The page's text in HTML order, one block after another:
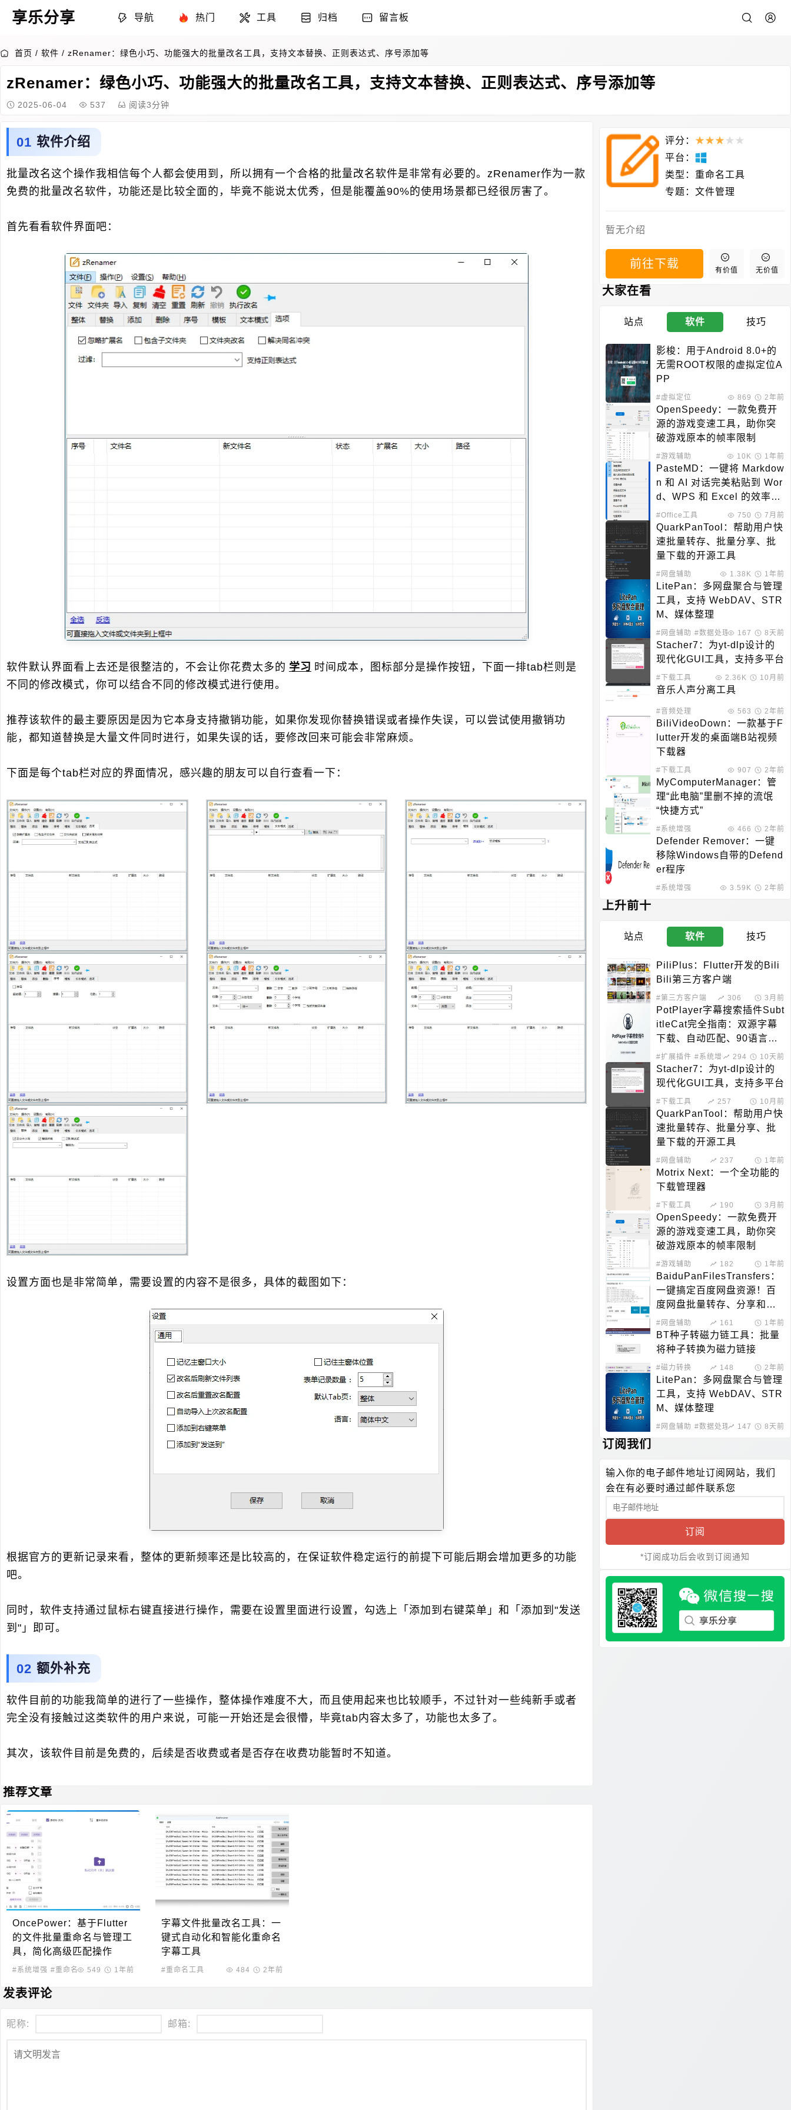
享乐分享 导航 热门 工具 归档 留言板
首页 / 软件 / zRenamer：绿色小巧、功能强大的批量改名工具，支持文本替换、正则表达式、序号添加等
zRenamer：绿色小巧、功能强大的批量改名工具，支持文本替换、正则表达式、序号添加等
2025-06-04 537 阅读3分钟
软件介绍
批量改名这个操作我相信每个人都会使用到，所以拥有一个合格的批量改名软件是非常有必要的。zRenamer作为一款
免费的批量改名软件，功能还是比较全面的，毕竟不能说太优秀，但是能覆盖90%的使用场景都已经很厉害了。
首先看看软件界面吧：
软件默认界面看上去还是很整洁的，不会让你花费太多的 学习 时间成本，图标部分是操作按钮，下面一排tab栏则是
不同的修改模式，你可以结合不同的修改模式进行使用。
推荐该软件的最主要原因是因为它本身支持撤销功能，如果你发现你替换错误或者操作失误，可以尝试使用撤销功
能，都知道替换是大量文件同时进行，如果失误的话，要修改回来可能会非常麻烦。
下面是每个tab栏对应的界面情况，感兴趣的朋友可以自行查看一下：
设置方面也是非常简单，需要设置的内容不是很多，具体的截图如下：
根据官方的更新记录来看，整体的更新频率还是比较高的，在保证软件稳定运行的前提下可能后期会增加更多的功能
吧。
同时，软件支持通过鼠标右键直接进行操作，需要在设置里面进行设置，勾选上「添加到右键菜单」和「添加到"发送
到"」即可。
额外补充
软件目前的功能我简单的进行了一些操作，整体操作难度不大，而且使用起来也比较顺手，不过针对一些纯新手或者
完全没有接触过这类软件的用户来说，可能一开始还是会很懵，毕竟tab内容太多了，功能也太多了。
其次，该软件目前是免费的，后续是否收费或者是否存在收费功能暂时不知道。
推荐文章
OncePower：基于Flutter
的文件批量重命名与管理工
具，简化高级匹配操作
#系统增强 #重命名工具549 1年前
字幕文件批量改名工具：一
键式自动化和智能化重命名
字幕工具
#重命名工具 484 2年前
发表评论
昵称: 邮箱:
评分： ★★★ ★ ★
平台：
类型： 重命名工具
专题：文件管理
暂无介绍
前往下载 有价值 无价值
大家在看
站点 软件 技巧
影梭：用于Android 8.0+的
无需ROOT权限的虚拟定位A
PP
#虚拟定位 869 2年前
OpenSpeedy：一款免费开
源的游戏变速工具，助你突
破游戏原本的帧率限制
#游戏辅助 10K 1年前
PasteMD：一键将 Markdow
n 和 AI 对话完美粘贴到 Wor
d、WPS 和 Excel 的效率工
具
#Office工具 750 7月前
QuarkPanTool：帮助用户快
速批量转存、批量分享、批
量下载的开源工具
#网盘辅助 1.38K 1年前
LitePan：多网盘聚合与管理
工具，支持 WebDAV、STR
M、媒体整理
#网盘辅助 #数据处理 167 8天前
Stacher7：为yt-dlp设计的
现代化GUI工具，支持多平台
#下载工具 2.36K 10月前
音乐人声分离工具
#音频处理 563 2年前
BiliVideoDown：一款基于F
lutter开发的桌面端B站视频
下载器
#下载工具 907 2年前
MyComputerManager：管
理“此电脑”里删不掉的流氓
“快捷方式”
#系统增强 466 2年前
Defender Remover：一键
移除Windows自带的Defend
er程序
#系统增强 3.59K 2年前
上升前十
站点 软件 技巧
PiliPlus：Flutter开发的Bili
Bili第三方客户端
#第三方客户端 306 3月前
PotPlayer字幕搜索插件Subt
itleCat完全指南：双源字幕
下载、自动匹配、90语言支
持
#扩展插件 #系统增强 294 10天前
Stacher7：为yt-dlp设计的
现代化GUI工具，支持多平台
#下载工具 257 10月前
QuarkPanTool：帮助用户快
速批量转存、批量分享、批
量下载的开源工具
#网盘辅助 237 1年前
Motrix Next：一个全功能的
下载管理器
#下载工具 190 3月前
OpenSpeedy：一款免费开
源的游戏变速工具，助你突
破游戏原本的帧率限制
#游戏辅助 182 1年前
BaiduPanFilesTransfers：
一键搞定百度网盘资源！百
度网盘批量转存、分享和检
测工具
#网盘辅助 161 1年前
BT种子转磁力链工具：批量
将种子转换为磁力链接
#磁力转换 148 2年前
LitePan：多网盘聚合与管理
工具，支持 WebDAV、STR
M、媒体整理
#网盘辅助 #数据处理 147 8天前
订阅我们
输入你的电子邮件地址订阅网站，我们
会在有必要时通过邮件联系您
订阅
*订阅成功后会收到订阅通知